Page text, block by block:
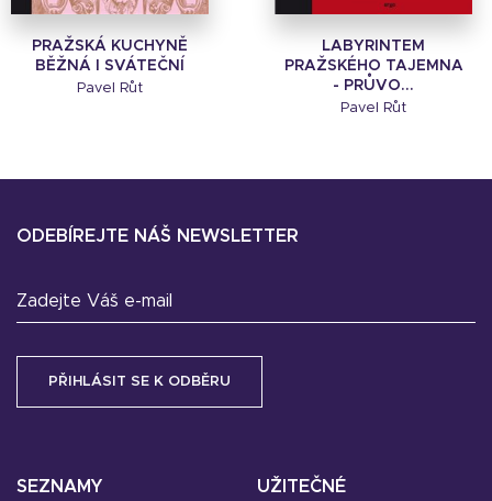
PRAŽSKÁ KUCHYNĚ
BĚŽNÁ I SVÁTEČNÍ
Pavel Růt
LABYRINTEM
PRAŽSKÉHO TAJEMNA
- PRŮVO...
Pavel Růt
SEZNAMY UŽITEČNÉ
ODEBÍREJTE NÁŠ NEWSLETTER
Zadejte Váš e-mail